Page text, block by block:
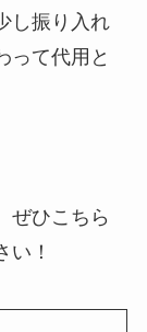
し振り入れ
って代用と
ぜひこちら
！